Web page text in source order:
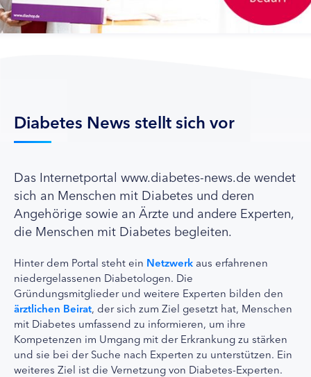
Diabetes News stellt sich vor
Das Internetportal www.diabetes-news.de wendet
sich an Menschen mit Diabetes und deren
Angehörige sowie an Ärzte und andere Experten,
die Menschen mit Diabetes begleiten.
Hinter dem Portal steht ein Netzwerk aus erfahrenen
niedergelassenen Diabetologen. Die
Gründungsmitglieder und weitere Experten bilden den
ärztlichen Beirat, der sich zum Ziel gesetzt hat, Menschen
mit Diabetes umfassend zu informieren, um ihre
Kompetenzen im Umgang mit der Erkrankung zu stärken
und sie bei der Suche nach Experten zu unterstützen. Ein
weiteres Ziel ist die Vernetzung von Diabetes-Experten.